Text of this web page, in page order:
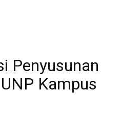
Penyusunan
Kampus